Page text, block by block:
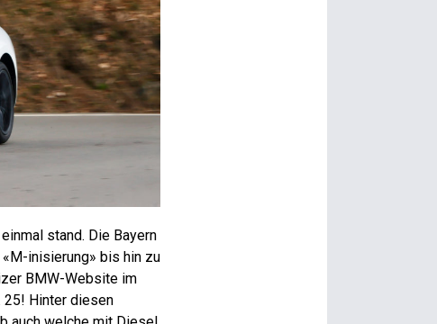
stand. Die Bayern
inisierung» bis hin zu
BMW-Website im
25! Hinter diesen